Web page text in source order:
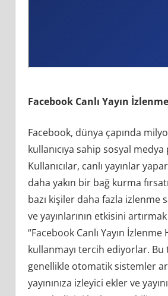
Facebook Canlı Yayın
Facebook, dünya çapında
kullanıcıya sahip sosyal
Kullanıcılar, canlı yayınlar
daha yakın bir bağ kurma
bazı kişiler daha fazla izlenme
ve yayınlarının etkisini
“Facebook Canlı Yayın İzlenme
kullanmayı tercih ediyorlar.
genellikle otomatik sistemler
yayınınıza izleyici ekler ve